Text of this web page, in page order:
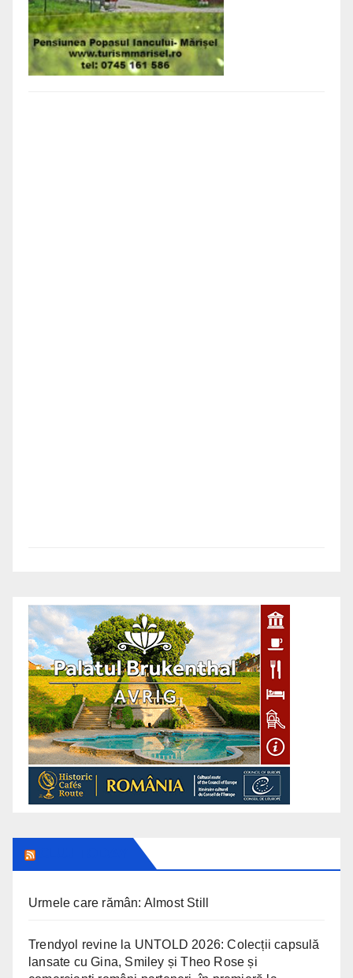
Urmele care rămân: Almost Still
Trendyol revine la UNTOLD 2026: Colecții capsulă
lansate cu Gina, Smiley și Theo Rose și